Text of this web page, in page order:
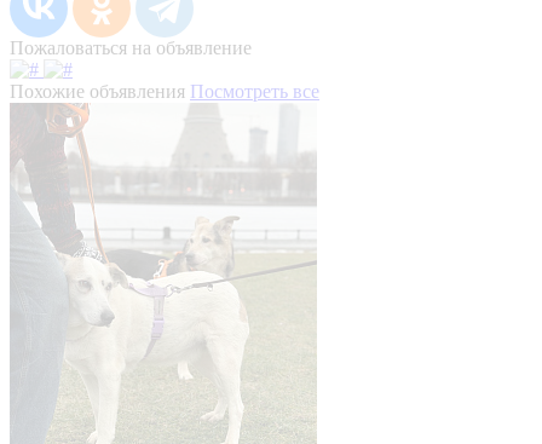
Пожаловаться на объявление
Похожие объявления Посмотреть все